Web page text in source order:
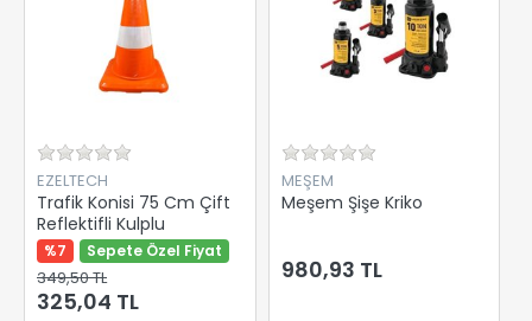
EZELTECH
Trafik Konisi 75 Cm Çift
Reflektifli Kulplu
%7 Sepete Özel Fiyat
349,50 TL
325,04 TL
MEŞEM
Meşem Şişe Kriko
980,93 TL